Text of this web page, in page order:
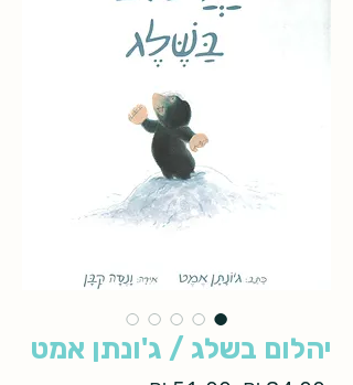
יהלום בשלג / ג'ונתן אמט